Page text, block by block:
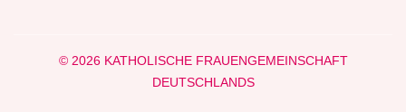
© 2026 KATHOLISCHE FRAUENGEMEINSCHAFT
DEUTSCHLANDS